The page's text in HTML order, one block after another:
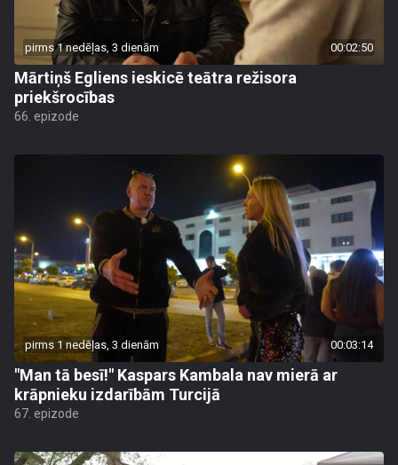
pirms 1 nedēļas, 3 dienām 00:02:50
Mārtiņš Egliens ieskicē teātra režisora
priekšrocības
66. epizode
pirms 1 nedēļas, 3 dienām 00:03:14
"Man tā besī!" Kaspars Kambala nav mierā ar
krāpnieku izdarībām Turcijā
67. epizode